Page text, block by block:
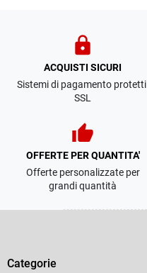
lock
ACQUISTI SICURI
Sistemi di pagamento protetti
SSL
thumb_up
OFFERTE PER QUANTITA'
Offerte personalizzate per
grandi quantità
Categorie